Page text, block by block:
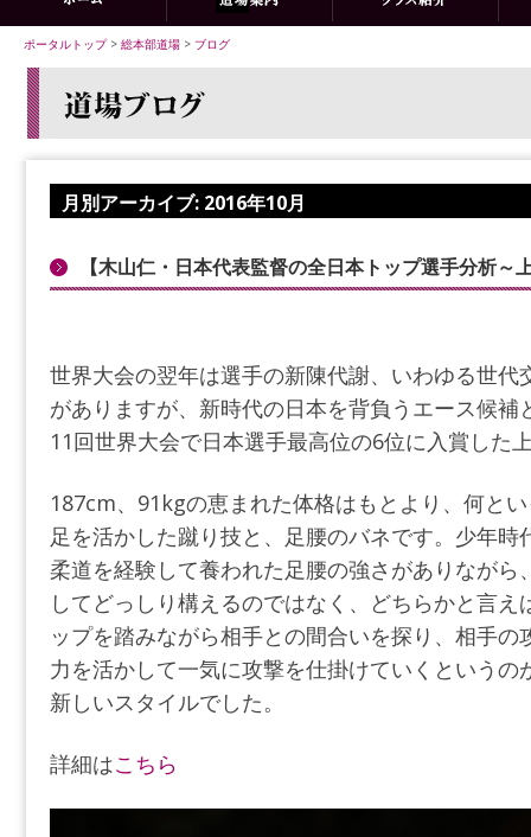
ポータルトップ> 総本部道場 > ブログ
月別アーカイブ: 2016年10月
【木山仁・日本代表監督の全日本トップ選手分析～
世界大会の翌年は選手の新陳代謝、いわゆる世代
がありますが、新時代の日本を背負うエース候補
11回世界大会で日本選手最高位の6位に入賞した
187cm、91kgの恵まれた体格はもとより、何と
足を活かした蹴り技と、足腰のバネです。少年
柔道を経験して養われた足腰の強さがありながら
してどっしり構えるのではなく、どちらかと言
ップを踏みながら相手との間合いを探り、相手
力を活かして一気に攻撃を仕掛けていくというの
新しいスタイルでした。
詳細はこちら